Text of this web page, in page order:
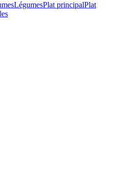
LégumesPlat principalPlat